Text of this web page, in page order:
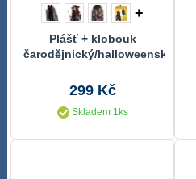
+
Plášť + klobouk
čarodějnický/halloweenský,
299 Kč
Skladem 1ks